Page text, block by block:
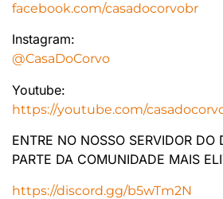
facebook.com/casadocorvobr
Instagram:
@CasaDoCorvo
Youtube:
https://youtube.com/
ENTRE NO NOSSO SERVIDOR DO
PARTE DA COMUNIDADE MAIS
https://discord.gg/b5wTm2N